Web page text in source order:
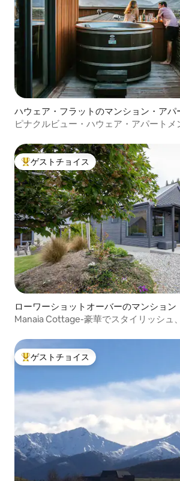
ハウェア・フラットのマンション・アパ
ピナクルビュー・ハウェア・アパートメ
大好評のゲストチョイスです。
ゲストチョイス
ローワーショットオーバーのマンション
パート
Manaia Cottage-豪華でスタイリッシュ
大好評のゲストチョイスです。
ゲストチョイス